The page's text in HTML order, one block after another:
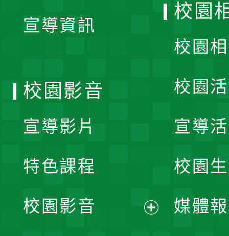
宣導資訊
校園
校園
校園
宣導
校園
媒體
校園影音
宣導影片
特色課程
校園影音